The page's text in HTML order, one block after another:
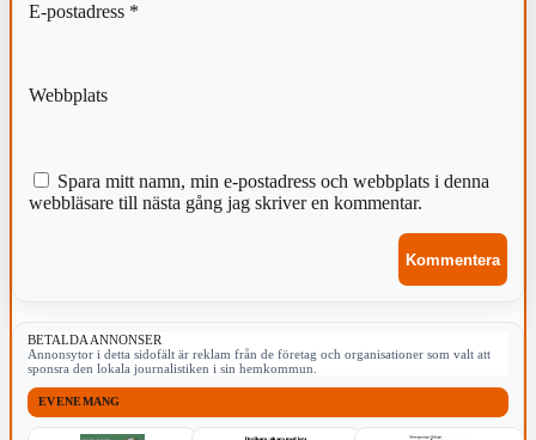
E-postadress *
Webbplats
Spara mitt namn, min e-postadress och webbplats i denna
webbläsare till nästa gång jag skriver en kommentar.
BETALDA ANNONSER
Annonsytor i detta sidofält är reklam från de företag och organisationer som valt att
sponsra den lokala journalistiken i sin hemkommun.
EVENEMANG